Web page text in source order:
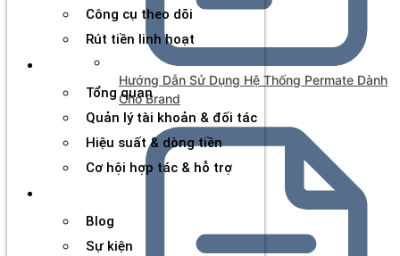
Công cụ theo dõi
Rút tiền linh hoạt
Tổng quan
Quản lý tài khoản & đối tác
Hiệu suất & dòng tiền
Cơ hội hợp tác & hỗ trợ
Blog
Sự kiện
Hướng Dẫn Sử Dụng Hệ Thống Permate Dành
Cho Brand